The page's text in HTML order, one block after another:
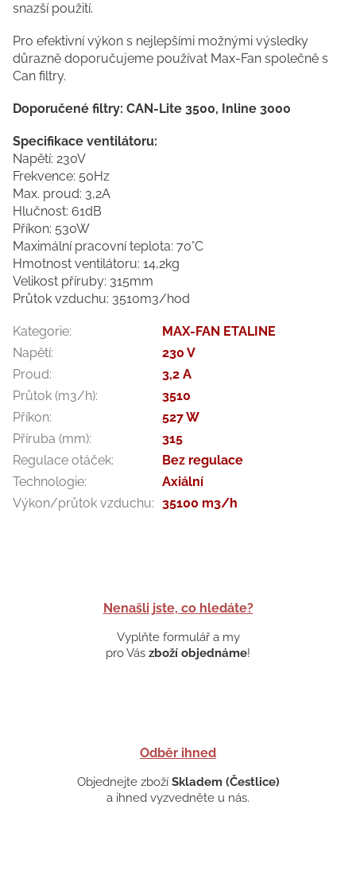
Nenašli jste, co hledáte?
Vyplňte formulář a my
pro Vás zboží objednáme!
Odběr ihned
Objednejte zboží Skladem (Čestlice)
a ihned vyzvedněte u nás.
snazší použití.
Pro efektivní výkon s nejlepšími možnými výsledky
důrazně doporučujeme používat Max-Fan společně s
Can filtry.
Doporučené filtry: CAN-Lite 3500, Inline 3000
Specifikace ventilátoru:
Napětí: 230V
Frekvence: 50Hz
Max. proud: 3,2A
Hlučnost: 61dB
Příkon: 530W
Maximální pracovní teplota: 70°C
Hmotnost ventilátoru: 14,2kg
Velikost příruby: 315mm
Průtok vzduchu: 3510m3/hod
Kategorie:
MAX-FAN ETALINE
Napětí:
230 V
Proud:
3,2 A
Průtok (m3/h):
3510
Příkon:
527 W
Příruba (mm):
315
Regulace otáček:
Bez regulace
Technologie:
Axiální
Výkon/průtok vzduchu: 35100 m3/h